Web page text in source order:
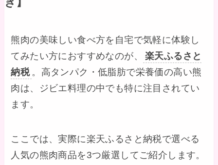
熊肉の美味しい食べ方を自宅で気軽に体験し
てみたい方におすすめなのが、
楽天ふるさと
納税 。高タンパク・低脂肪で栄養価の高い熊
肉は、ジビエ料理の中でも特に注目されてい
ます。
ここでは、実際に楽天ふるさと納税で選べる
人気の熊肉商品を3つ厳選してご紹介します。